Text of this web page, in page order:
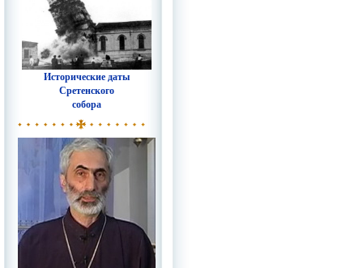
Исторические даты
Сретенского
собора